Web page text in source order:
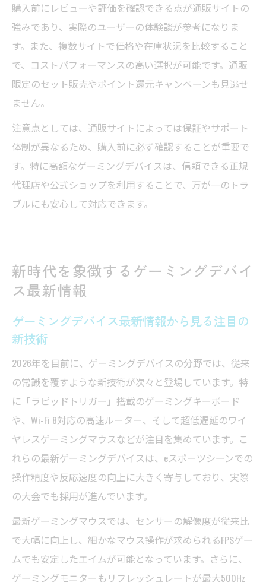
購入前にレビューや評価を確認できる点が通販サイトの
強みであり、実際のユーザーの体験談が参考になりま
す。また、複数サイトで価格や在庫状況を比較すること
で、コストパフォーマンスの高い選択が可能です。通販
限定のセット販売やポイント還元キャンペーンも見逃せ
ません。
注意点としては、通販サイトによっては保証やサポート
体制が異なるため、購入前に必ず確認することが重要で
す。特に高額なゲーミングデバイスは、信頼できる正規
代理店や公式ショップを利用することで、万が一のトラ
ブルにも安心して対応できます。
新時代を象徴するゲーミングデバイ
ス最新情報
ゲーミングデバイス最新情報から見る注目の
新技術
2026年を目前に、ゲーミングデバイスの分野では、従来
の常識を覆すような新技術が次々と登場しています。特
に「ラピッドトリガー」搭載のゲーミングキーボード
や、Wi-Fi 8対応の高速ルーター、そして超低遅延のワイ
ヤレスゲーミングマウスなどが注目を集めています。こ
れらの最新ゲーミングデバイスは、eスポーツシーンでの
操作精度や反応速度の向上に大きく寄与しており、実際
の大会でも採用が進んでいます。
最新ゲーミングマウスでは、センサーの解像度が従来比
で大幅に向上し、細かなマウス操作が求められるFPSゲー
ムでも安定したエイムが可能となっています。さらに、
ゲーミングモニターもリフレッシュレートが最大500Hz